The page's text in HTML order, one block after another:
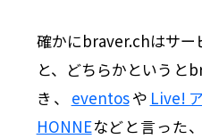
確かにbraver.chはサー
と、どちらかというと
き、 eventosや Live!
HONNEなどと言った